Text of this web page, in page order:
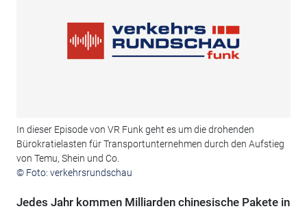
In dieser Episode von VR Funk geht es um die drohenden
Bürokratielasten für Transportunternehmen durch den Aufstieg
von Temu, Shein und Co.
© Foto: verkehrsrundschau
Jedes Jahr kommen Milliarden chinesische Pakete in